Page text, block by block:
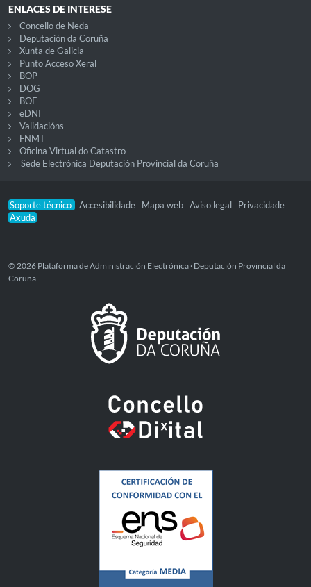
ENLACES DE INTERESE
Concello de Neda
Deputación da Coruña
Xunta de Galicia
Punto Acceso Xeral
BOP
DOG
BOE
eDNI
Validacións
FNMT
Oficina Virtual do Catastro
Sede Electrónica Deputación Provincial da Coruña
Soporte técnico -Accesibilidade - Mapa web -Aviso legal - Privacidade -
Axuda
© 2026 Plataforma de Administración Electrónica · Deputación Provincial da
Coruña